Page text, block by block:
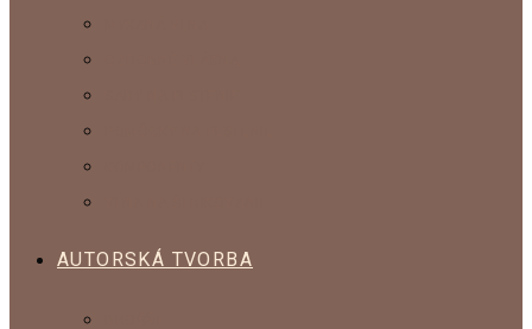
AUTORSKÁ TVORBA